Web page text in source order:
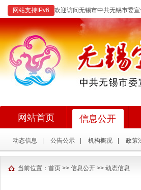
网站支持IPv6 欢迎访问无锡市中共无锡市委
网站首页 信息公开
动态信息 公告公示 机构概况 政策
当前位置： 首页 >> 信息公开 >> 动态信息